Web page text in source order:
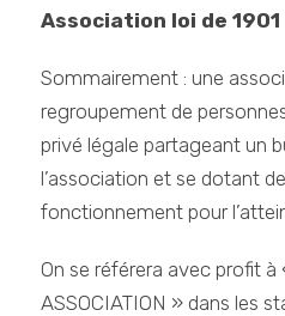
Association loi de 1901
Sommairement : une
regroupement de
privé légale partageant un
l’association et se dotant
fonctionnement pour
On se référera avec profit à
ASSOCIATION » dans les